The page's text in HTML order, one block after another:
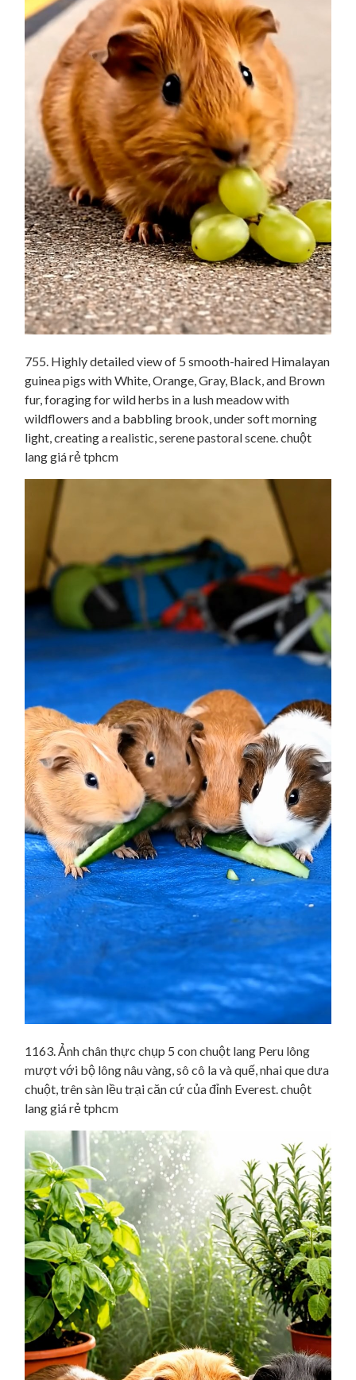
755. Highly detailed view of 5 smooth-haired Himalayan
guinea pigs with White, Orange, Gray, Black, and Brown
fur, foraging for wild herbs in a lush meadow with
wildflowers and a babbling brook, under soft morning
light, creating a realistic, serene pastoral scene. chuột
lang giá rẻ tphcm
1163. Ảnh chân thực chụp 5 con chuột lang Peru lông
mượt với bộ lông nâu vàng, sô cô la và quế, nhai que dưa
chuột, trên sàn lều trại căn cứ của đỉnh Everest. chuột
lang giá rẻ tphcm